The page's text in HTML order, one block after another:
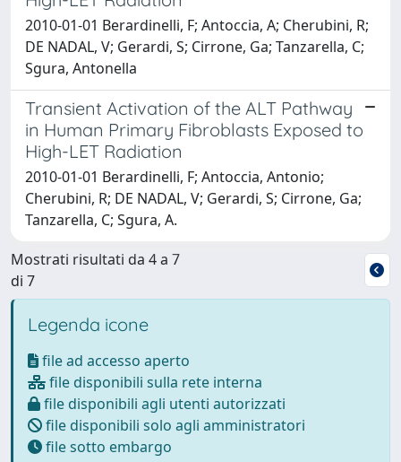
2010-01-01 Berardinelli, F; Antoccia, A; Cherubini, R;
DE NADAL, V; Gerardi, S; Cirrone, Ga; Tanzarella, C;
Sgura, Antonella
Transient Activation of the ALT Pathway
in Human Primary Fibroblasts Exposed to
High-LET Radiation
2010-01-01 Berardinelli, F; Antoccia, Antonio;
Cherubini, R; DE NADAL, V; Gerardi, S; Cirrone, Ga;
Tanzarella, C; Sgura, A.
Mostrati risultati da 4 a 7
di 7
Legenda icone
file ad accesso aperto
file disponibili sulla rete interna
file disponibili agli utenti autorizzati
file disponibili solo agli amministratori
file sotto embargo